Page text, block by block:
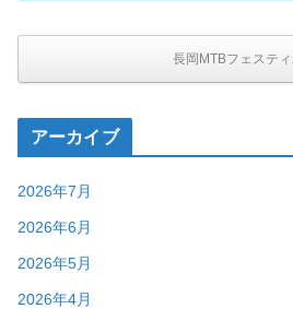
長岡MTBフェステ
アーカイブ
2026年7月
2026年6月
2026年5月
2026年4月